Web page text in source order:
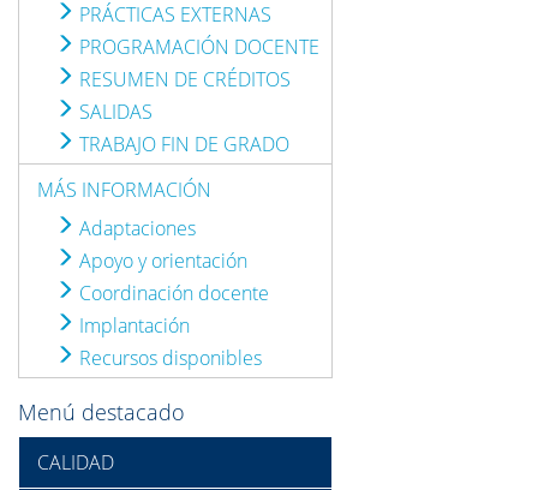
PRÁCTICAS EXTERNAS
PROGRAMACIÓN DOCENTE
RESUMEN DE CRÉDITOS
SALIDAS
TRABAJO FIN DE GRADO
MÁS INFORMACIÓN
Adaptaciones
Apoyo y orientación
Coordinación docente
Implantación
Recursos disponibles
Menú destacado
CALIDAD